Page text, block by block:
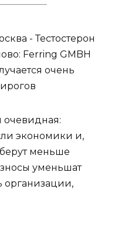
- Тестостерон
Ferring GMBH
очень
очевидная:
экономики и,
берут меньше
уменьшат
организации,